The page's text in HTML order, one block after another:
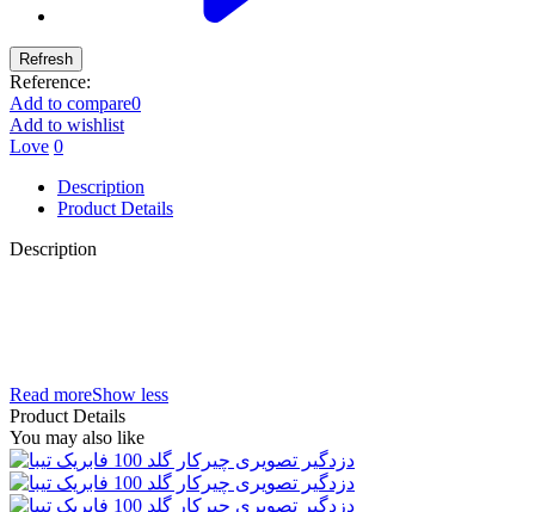
Reference:
Add to compare0
Add to wishlist
Love 0
Description
Product Details
Description
Read moreShow less
Product Details
You may also like